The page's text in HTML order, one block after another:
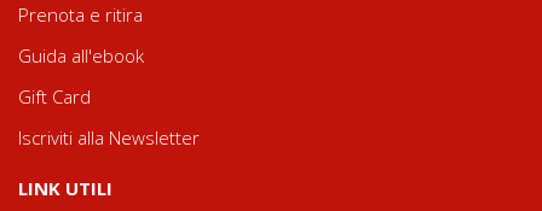
Prenota e ritira
Guida all'ebook
Gift Card
Iscriviti alla Newsletter
LINK UTILI